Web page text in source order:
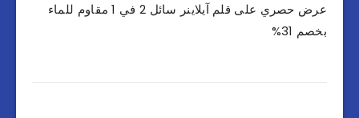
عرض حصري على قلم آيلاينر سائل 2 في 1 مقاوم للماء
بخصم 31%